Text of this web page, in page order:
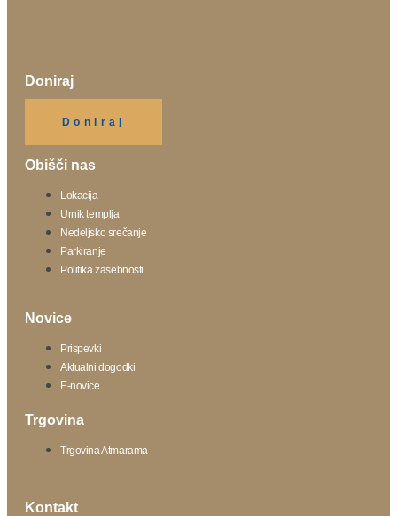
Doniraj
Doniraj
Obišči nas
Lokacija
Urnik templja
Nedeljsko srečanje
Parkiranje
Politika zasebnosti
Novice
Prispevki
Aktualni dogodki
E-novice
Trgovina
Trgovina Atmarama
Kontakt